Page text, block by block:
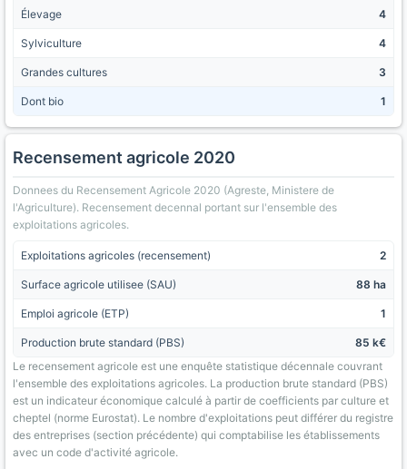
Élevage 4
Sylviculture 4
Grandes cultures 3
Dont bio 1
Recensement agricole 2020
Donnees du Recensement Agricole 2020 (Agreste, Ministere de
l'Agriculture). Recensement decennal portant sur l'ensemble des
exploitations agricoles.
Exploitations agricoles (recensement) 2
Surface agricole utilisee (SAU) 88 ha
Emploi agricole (ETP) 1
Production brute standard (PBS)
85 k€
Le recensement agricole est une enquête statistique décennale couvrant
l'ensemble des exploitations agricoles. La production brute standard (PBS)
est un indicateur économique calculé à partir de coefficients par culture et
cheptel (norme Eurostat). Le nombre d'exploitations peut différer du registre
des entreprises (section précédente) qui comptabilise les établissements
avec un code d'activité agricole.